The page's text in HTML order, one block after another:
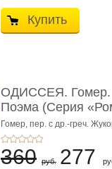
Купить
ОДИССЕЯ. Гомер.
Поэма (Серия
книгой»)
Гомер, пер. с др.-греч.
360 руб. 277